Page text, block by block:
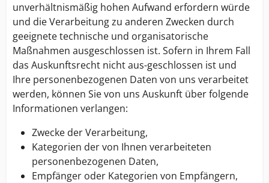
unverhältnismäßig hohen Aufwand erfordern würde
und die Verarbeitung zu anderen Zwecken durch
geeignete technische und organisatorische
Maßnahmen ausgeschlossen ist. Sofern in Ihrem Fall
das Auskunftsrecht nicht aus-geschlossen ist und
Ihre personenbezogenen Daten von uns verarbeitet
werden, können Sie von uns Auskunft über folgende
Informationen verlangen:
Zwecke der Verarbeitung,
Kategorien der von Ihnen verarbeiteten
personenbezogenen Daten,
Empfänger oder Kategorien von Empfängern,